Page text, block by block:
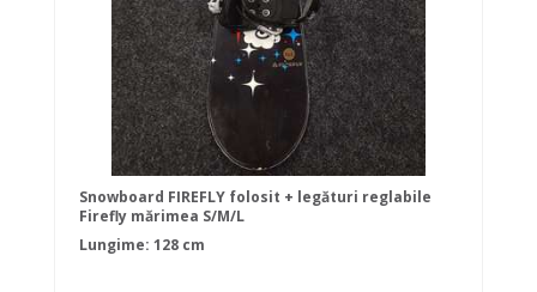
Snowboard FIREFLY folosit + legături reglabile
Firefly mărimea S/M/L
Lungime: 128 cm